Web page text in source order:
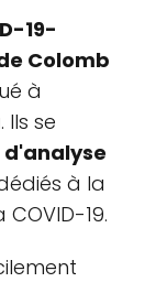
19-
Colomb
à
. Ils se
à la
19.